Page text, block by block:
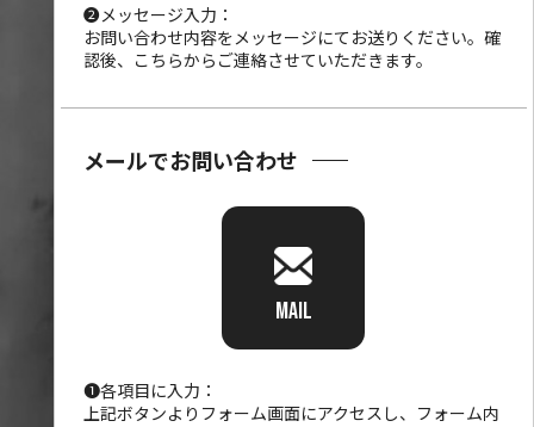
❷メッセージ入力：
お問い合わせ内容をメッセージにてお送りください。確
認後、こちらからご連絡させていただきます。
メールでお問い合わせ
MAIL
❶各項目に入力：
上記ボタンよりフォーム画面にアクセスし、フォーム内